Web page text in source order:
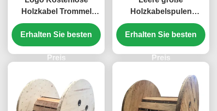
Holzkabel Trommel
Kiefer Holz elektrische
Spule OEM
Dienstleistungen
Erhalten Sie besten
Preis
Holzkabelspulen
Kabelrolle
Holzdrahttrommel
Erhalten Sie besten
Preis